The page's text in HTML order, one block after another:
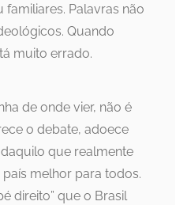
Palavras não
Quando
muito errado.
de onde vier, não é
o debate, adoece
que realmente
melhor para todos.
direito” que o Brasil